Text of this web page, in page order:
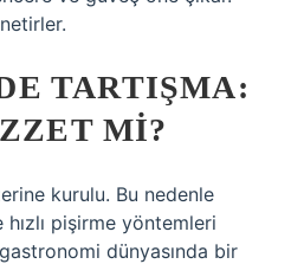
TARTIŞMA:
MI?
kurulu. Bu nedenle
pişirme yöntemleri
dünyasında bir